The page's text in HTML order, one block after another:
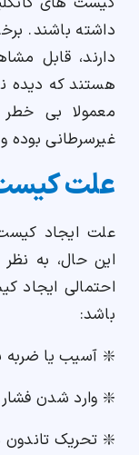
داشته باشند.
دارند، قابل
هستند که دیده
معمولا بی
غیرسرطانی بوده
علت
علت ایجاد
این حال، به
احتمالی ایجاد
باشد:
❇️ آسیب یا ضربه
❇️ وارد شدن فشار
❇️ تحریک تاندون